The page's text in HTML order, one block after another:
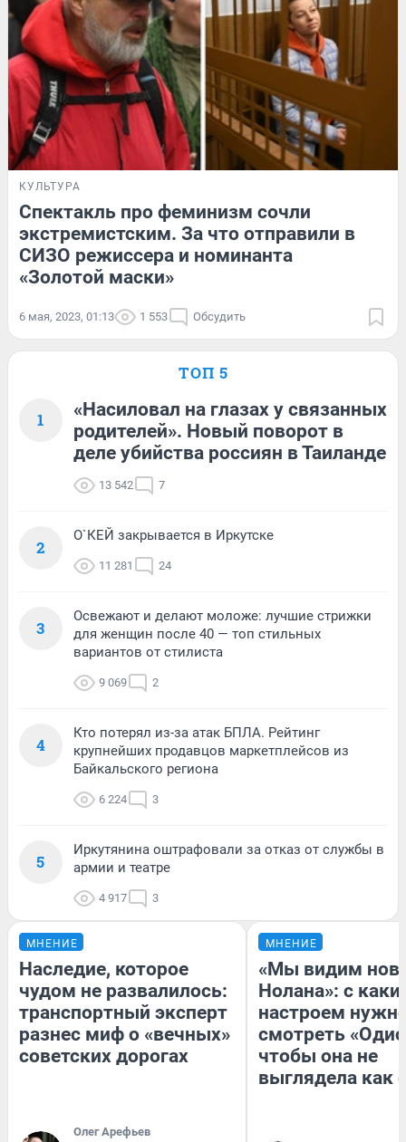
КУЛЬТУРА
Спектакль про феминизм сочли
экстремистским. За что отправили в
СИЗО режиссера и номинанта
«Золотой маски»
6 мая, 2023, 01:13 1 553 Обсудить
ТОП 5
1
«Насиловал на глазах у связанных
родителей». Новый поворот в
деле убийства россиян в Таиланде
13 542 7
2
О`КЕЙ закрывается в Иркутске
11 281 24
3
Освежают и делают моложе: лучшие стрижки
для женщин после 40 — топ стильных
вариантов от стилиста
9 069 2
4
Кто потерял из-за атак БПЛА. Рейтинг
крупнейших продавцов маркетплейсов из
Байкальского региона
6 224 3
5
Иркутянина оштрафовали за отказ от службы в
армии и театре
4 917 3
МНЕНИЕ
Наследие, которое
чудом не развалилось:
транспортный эксперт
разнес миф о «вечных»
советских дорогах
Олег Арефьев
МНЕНИЕ
«Мы видим
Нолана»: с
настроем
смотреть
чтобы она не
выглядела как